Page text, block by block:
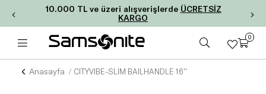
10.000 TL ve üzeri alışverişlerde ÜCRETSİZ
KARGO
0
Anasayfa CITYVIBE-SLIM BAILHANDLE 16''